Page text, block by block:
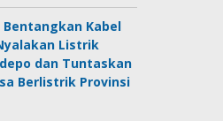
Bentangkan Kabel
Listrik
dan Tuntaskan
Berlistrik Provinsi